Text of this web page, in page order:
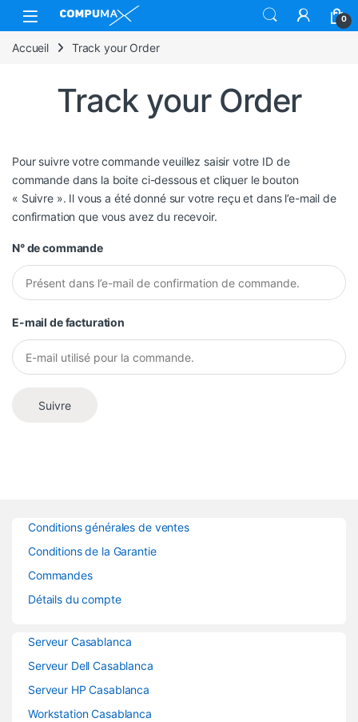
Skip to navigation
Skip to content
Open 0
Accueil Track your Order
Track your Order
Pour suivre votre commande veuillez saisir votre ID de
commande dans la boite ci-dessous et cliquer le bouton
« Suivre ». Il vous a été donné sur votre reçu et dans l’e-mail de
confirmation que vous avez du recevoir.
N° de commande
E-mail de facturation
Suivre
Conditions générales de ventes
Conditions de la Garantie
Commandes
Détails du compte
Serveur Casablanca
Serveur Dell Casablanca
Serveur HP Casablanca
Workstation Casablanca